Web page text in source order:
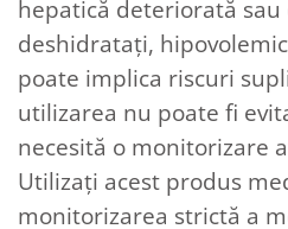
hepatică deteriorată sau
deshidrataţi,
poate implica riscuri
utilizarea nu poate fi
necesită o monitorizare
Utilizaţi acest produs
monitorizarea strictă a